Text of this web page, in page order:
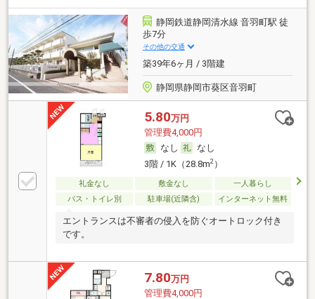
静岡鉄道静岡清水線 音羽町駅 徒
歩7分
その他の交通
築39年6ヶ月 / 3階建
静岡県静岡市葵区音羽町
5.80万円
管理費4,000円
なし
なし
3階 / 1K（28.8m2）
礼金なし 敷金なし
一人暮らし
バス・トイレ別
駐車場(近隣含) インターネット無料
エントランスは不審者の侵入を防ぐオートロック付き
です。
7.80万円
管理費4,000円